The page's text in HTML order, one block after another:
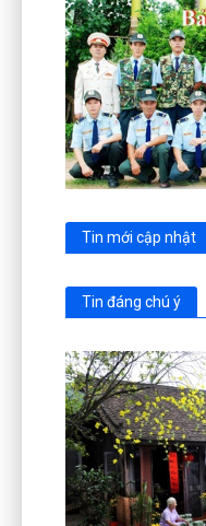
Tin mới cập nhật
Tin đáng chú ý